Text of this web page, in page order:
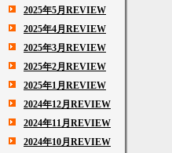
2025年5月REVIEW
2025年4月REVIEW
2025年3月REVIEW
2025年2月REVIEW
2025年1月REVIEW
2024年12月REVIEW
2024年11月REVIEW
2024年10月REVIEW